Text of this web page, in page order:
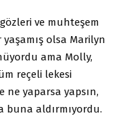
ve muhteşem
yaşamış olsa Marilyn
ama Molly,
reçeli lekesi
ne yaparsa yapsın,
buna aldırmıyordu.